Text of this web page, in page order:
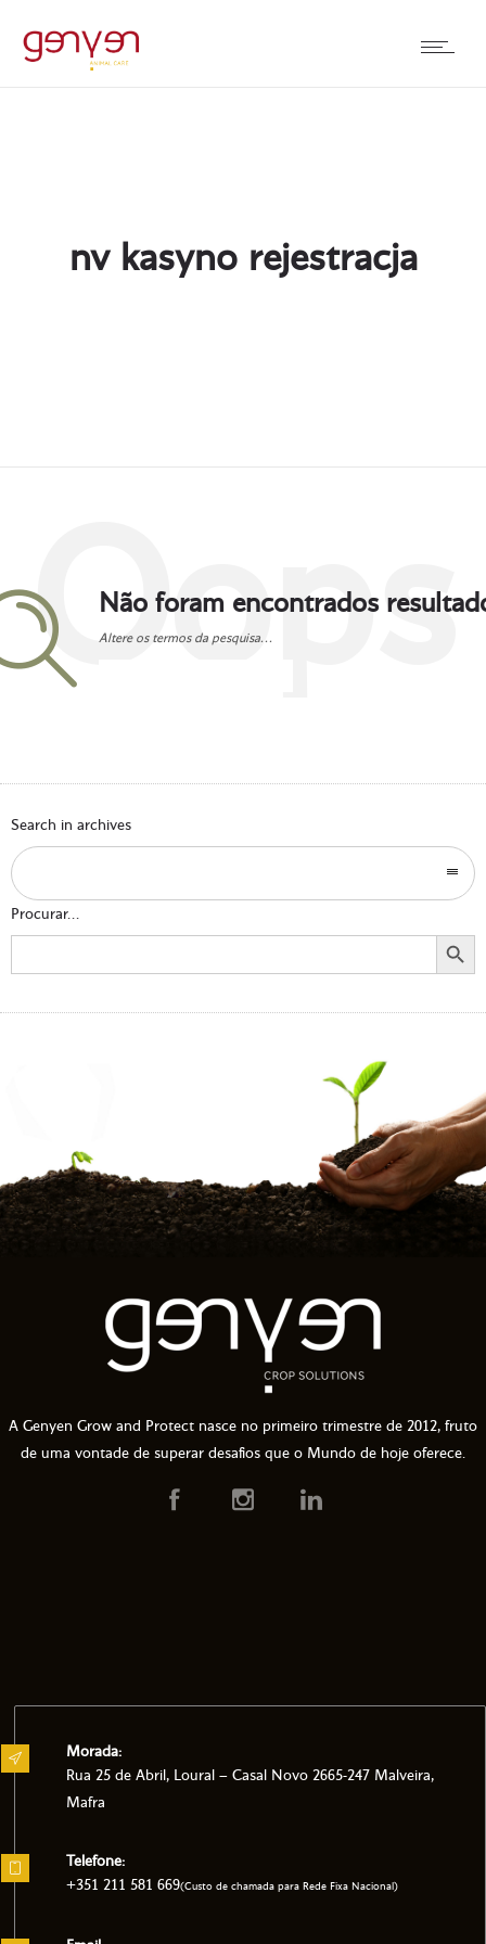
nv kasyno rejestracja
Oops
Não foram encontrados
Altere os termos da pesquisa...
Search in archives
Procurar...
Search
Search Button
A Genyen Grow and Protect nasce no primeiro trimestre de 2012, fruto
de uma vontade de superar desafios que o Mundo de hoje oferece.
Morada:
Rua 25 de Abril, Loural – Casal Novo 2665-247 Malveira,
Mafra
Telefone:
+351 211 581 669(Custo de chamada para Rede Fixa Nacional)